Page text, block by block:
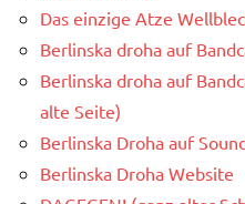
Das einzige Atze
Berlinska droha auf
Berlinska droha auf
alte Seite)
Berlinska Droha auf
Berlinska Droha Website